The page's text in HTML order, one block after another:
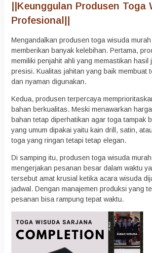
Keunggulan Produsen Toga
Profesional
Mengandalkan produsen toga wisuda
memberikan banyak kelebihan. Pertama,
memiliki penjahit ahli yang memastikan hasil
presisi. Kualitas jahitan yang baik membuat
dan nyaman digunakan.
Kedua, produsen terpercaya
bahan berkualitas. Meski menawarkan
bahan tetap diperhatikan agar toga tampak
yang umum dipakai yaitu kain drill, satin,
toga yang ringan tetapi tetap elegan.
Di samping itu, produsen toga wisuda
mengerjakan pesanan besar dalam waktu
tersebut amat krusial ketika acara wisuda
jadwal. Dengan manajemen produksi yang
pesanan bisa rampung tepat waktu.